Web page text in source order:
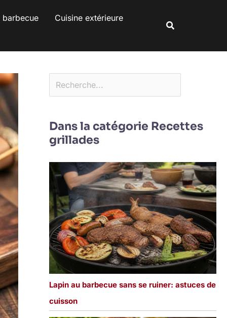
barbecue Cuisine extérieure
Rechercher
Dans la catégorie Recettes
grillades
Lapin au barbecue sans se ruiner: astuces de
cuisson